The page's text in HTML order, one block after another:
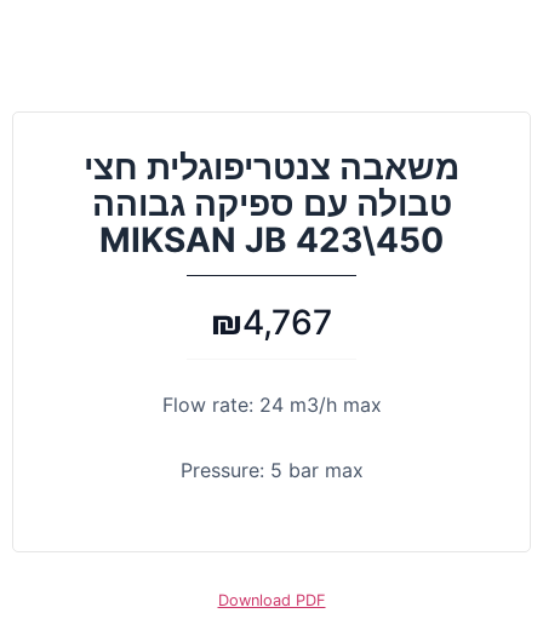
משאבה צנטריפוגלית חצי
טבולה עם ספיקה גבוהה
450\423 MIKSAN JB
₪4,767
Flow rate: 24 m3/h max
Pressure: 5 bar max
Download PDF